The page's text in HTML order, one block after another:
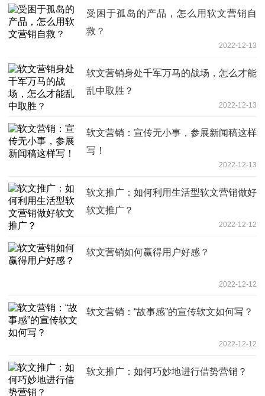
受困于孤岛的产品，怎么用软文营销自
救？
2022-12-13
软文营销身处千军万马的战场，怎么才能
乱中取胜？
2022-12-13
软文营销：宣传无小事，参展新闻稿这样
写！
2022-12-13
软文推广：如何利用生活型软文营销做好
软文推广？
2022-12-12
软文营销如何赢得用户好感？
2022-12-12
软文营销：“故事感”的宣传软文如何写？
2022-12-12
软文推广：如何巧妙地进行借势营销？